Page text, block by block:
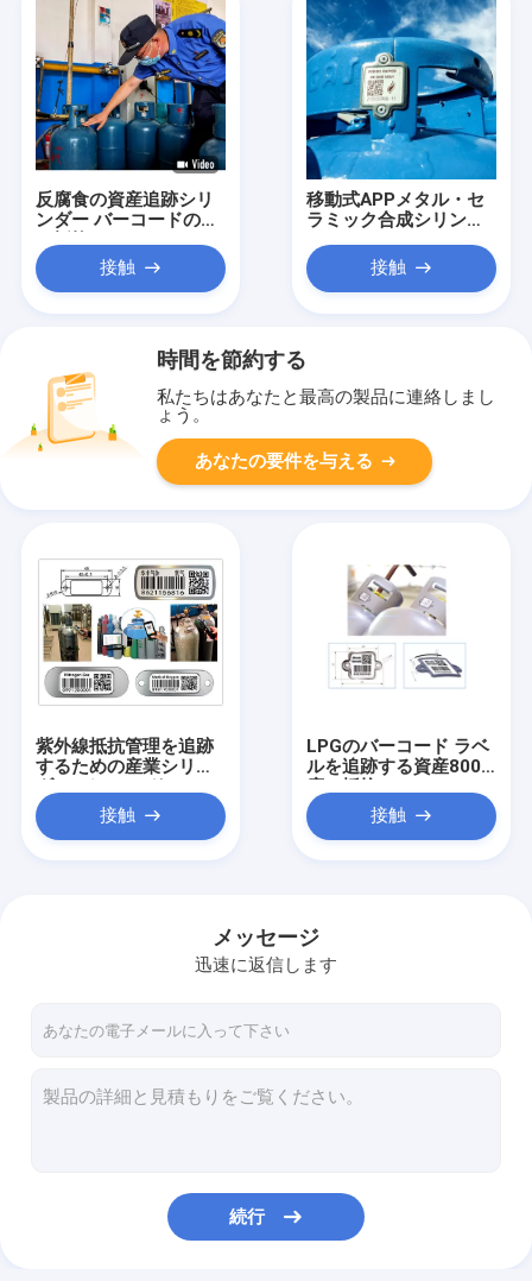
反腐食の資産追跡シリ
ンダー バーコードの傷
の抵抗
接触
移動式APPメタル・セ
ラミック合成シリンダ
ー バーコードのパーマ
接触
時間を節約する
私たちはあなたと最高の製品に連絡しまし
ょう。
あなたの要件を与える
紫外線抵抗管理を追跡
するための産業シリン
接触
LPGのバーコード ラベ
ルを追跡する資産800
接触
メッセージ
迅速に返信します
続行